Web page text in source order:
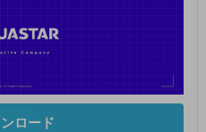
ロード